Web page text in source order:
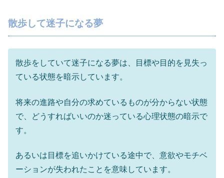
散歩して迷子になる夢
散歩をしていて迷子になる夢は、目標や目的を見失っ
ている状態を暗示しています。
将来の進路や自分の求めているものが分からない状態
で、どうすればいいのか迷っている心理状態の暗示で
す。
あるいは目標を追いかけている途中で、意欲やモチベ
ーションが失われたことを意味しています。